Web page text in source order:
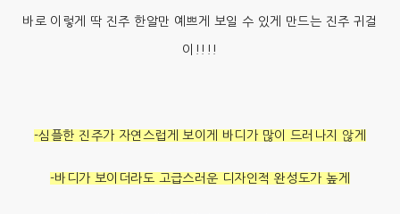
바로 이렇게 딱 진주 한알만 예쁘게 보일 수 있게 만드는 진주 귀걸
이!!!!
-심플한 진주가 자연스럽게 보이게 바디가 많이 드러나지 않게
-바디가 보이더라도 고급스러운 디자인적 완성도가 높게